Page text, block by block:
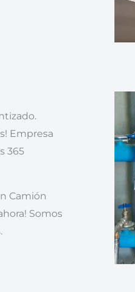
Empresa
365
Camión
Somos